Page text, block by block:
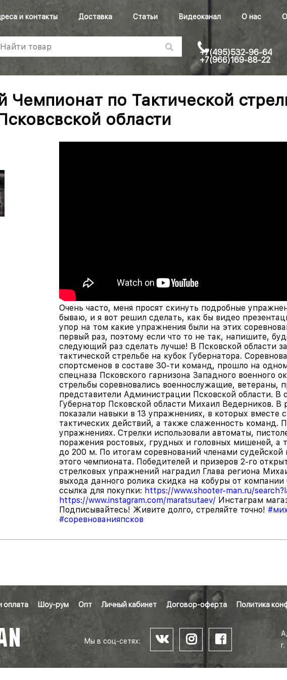
и контакты Доставка Статьи Видеоканал О нас
+7(495)532-96-64
+7(966)169-88-22
Чемпионат по Тактической
области
Очень часто, меня просят скинуть подробные
бываю, и я вот решил сделать, как бы видео
упор на том какие упражнения были на этих
первый раз, поэтому если что то не так, напишите,
следующий раз сделать лучше! В Псковской области
тактической стрельбе на кубок Губернатора.
спортсменов в составе 30-ти команд, прошло на
спецназа Псковского гарнизона Западного военного
стрельбы соревновались военнослужащие, ветераны,
представители Администрации Псковской области. В
Губернатор Псковской области Михаил Ведерников. В
показали навыки в 13 упражнениях, в которых вместе
тактических действий, а также слаженность команд.
упражнениях. Стрелки использовали автоматы,
поражения ростовых, грудных и головных мишеней, а
до 200 м. По итогам соревнований членами
этого чемпионата. Победителей и призеров 2-го
стрелковых упражнений наградил Глава региона
выхода данного ролика скидка на кобуры от
ссылка для покупки: https://www.shooter-man.ru/
https://www.instagram.com/maratsutaev/ Инстаграм
Подписывайтесь! Живите долго, стреляйте точно!
#соревнованияпсков
оплата Шоу-рум Опт Личный кабинет Договор-оферта Политика
Мы в соц-сетях: